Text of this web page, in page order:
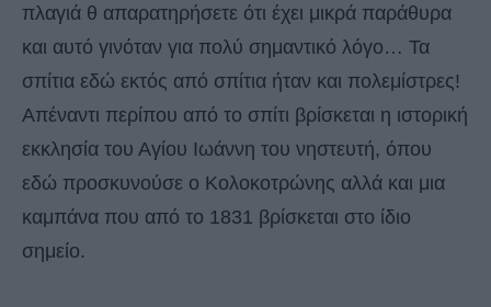
πλαγιά θ απαρατηρήσετε ότι έχει μικρά παράθυρα
και αυτό γινόταν για πολύ σημαντικό λόγο… Τα
σπίτια εδώ εκτός από σπίτια ήταν και πολεμίστρες!
Απέναντι περίπου από το σπίτι βρίσκεται η ιστορική
εκκλησία του Αγίου Ιωάννη του νηστευτή, όπου
εδώ προσκυνούσε ο Κολοκοτρώνης αλλά και μια
καμπάνα που από το 1831 βρίσκεται στο ίδιο
σημείο.